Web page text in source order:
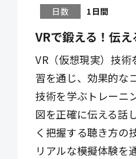
日数 1日間
VRで鍛える！伝
VR（仮想現実）技
習を通じ、効果的な
技術を学ぶトレーニ
図を正確に伝える話
く把握する聴き方の
リアルな模擬体験を